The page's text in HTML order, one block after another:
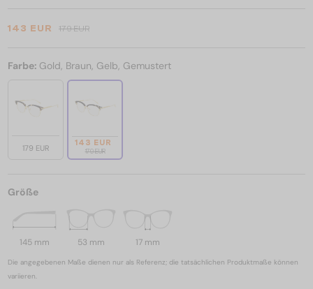
143 EUR 179 EUR
Farbe: Gold, Braun, Gelb, Gemustert
179 EUR
143 EUR
179 EUR
Größe
145 mm 53 mm 17 mm
Die angegebenen Maße dienen nur als Referenz; die tatsächlichen Produktmaße können
variieren.